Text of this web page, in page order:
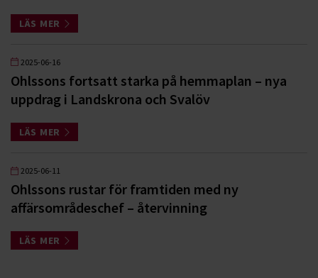
LÄS MER
2025-06-16
Ohlssons fortsatt starka på hemmaplan – nya
uppdrag i Landskrona och Svalöv
LÄS MER
2025-06-11
Ohlssons rustar för framtiden med ny
affärsområdeschef – återvinning
LÄS MER